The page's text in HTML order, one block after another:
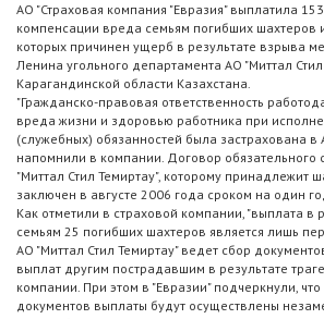
АО "Страховая компания "Евразия" выплатила
компенсации вреда семьям погибших шахтеров
которых причинен ущерб в результате взрыва
Ленина угольного департамента АО "Миттал Стил
Карагандинской области Казахстана.
"Гражданско-правовая ответственность
вреда жизни и здоровью работника при
(служебных) обязанностей была застрахована в
напомнили в компании. Договор обязательного
"Миттал Стил Темиртау", которому принадлежит
заключен в августе 2006 года сроком на один
Как отметили в страховой компании, "выплата в
семьям 25 погибших шахтеров является лишь
АО "Миттал Стил Темиртау" ведет сбор
выплат другим пострадавшим в результате
компании. При этом в "Евразии" подчеркнули,
документов выплаты будут осуществлены